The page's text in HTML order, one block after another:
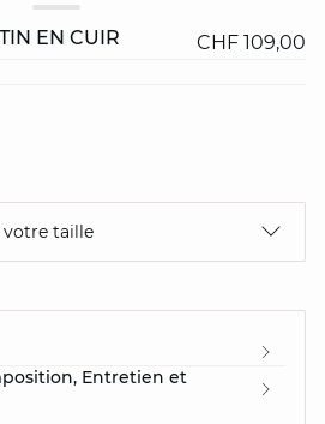
EN CUIR CHF 109,00
votre taille
Entretien et